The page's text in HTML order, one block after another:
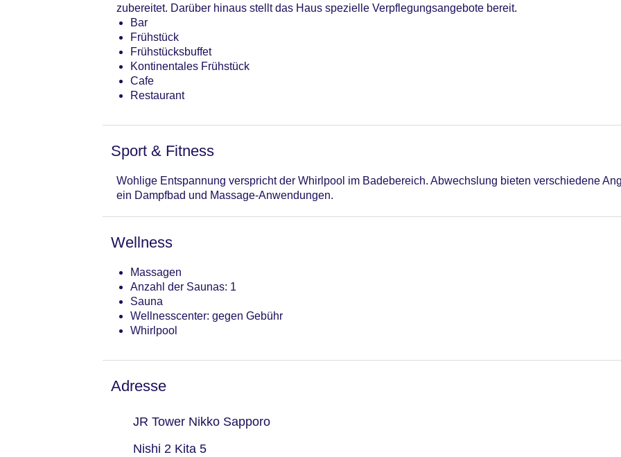
zubereitet. Darüber hinaus stellt das Haus spezielle Verpflegungsangebote bereit.
Bar
Frühstück
Frühstücksbuffet
Kontinentales Frühstück
Cafe
Restaurant
Sport & Fitness
Wohlige Entspannung verspricht der Whirlpool im Badebereich. Abwechslung bieten verschiedene
ein Dampfbad und Massage-Anwendungen.
Wellness
Massagen
Anzahl der Saunas: 1
Sauna
Wellnesscenter: gegen Gebühr
Whirlpool
Adresse
JR Tower Nikko Sapporo
Nishi 2 Kita 5